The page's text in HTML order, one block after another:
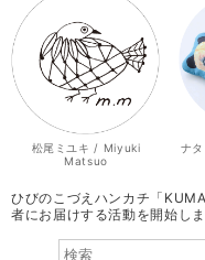
松尾ミユキ / Miyuki
Matsuo
ナ
ひびのこづえハンカチ「
者にお届けする活動を開始しま